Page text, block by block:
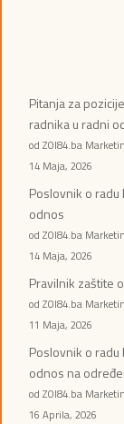
Pitanja za
radnika u radni
od ZOI84.ba
14 Maja, 2026
Poslovnik o
odnos
od ZOI84.ba
14 Maja, 2026
Pravilnik zaštite
od ZOI84.ba
11 Maja, 2026
Poslovnik o
odnos na
od ZOI84.ba
16 Aprila, 2026